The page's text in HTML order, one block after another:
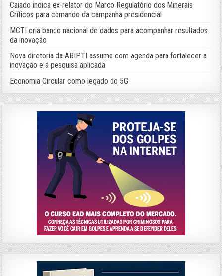
Caiado indica ex-relator do Marco Regulatório dos Minerais
Críticos para comando da campanha presidencial
MCTI cria banco nacional de dados para acompanhar resultados
da inovação
Nova diretoria da ABIPTI assume com agenda para fortalecer a
inovação e a pesquisa aplicada
Economia Circular como legado do 5G